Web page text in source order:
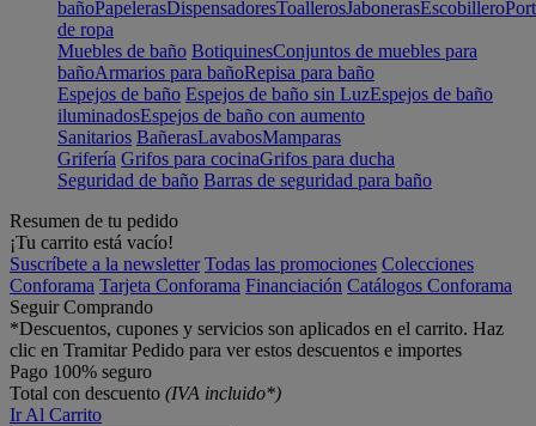
bañoPapelerasDispensadoresToallerosJabonerasEscobillero
de ropa
Muebles de baño BotiquinesConjuntos de muebles para
bañoArmarios para bañoRepisa para baño
Espejos de baño Espejos de baño sin LuzEspejos de baño
iluminadosEspejos de baño con aumento
Sanitarios BañerasLavabosMamparas
Grifería Grifos para cocinaGrifos para ducha
Seguridad de baño Barras de seguridad para baño
Resumen de tu pedido
¡Tu carrito está vacío!
Suscríbete a la newsletter Todas las promociones Colecciones
Conforama Tarjeta Conforama Financiación Catálogos Conforama
Seguir Comprando
*Descuentos, cupones y servicios son aplicados en el carrito. Haz
clic en Tramitar Pedido para ver estos descuentos e importes
Pago 100% seguro
Total con descuento (IVA incluido*)
Ir Al Carrito